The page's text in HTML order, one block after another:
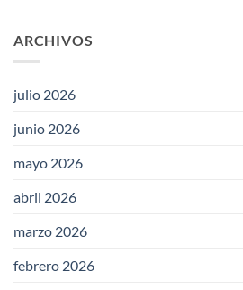
ARCHIVOS
julio 2026
junio 2026
mayo 2026
abril 2026
marzo 2026
febrero 2026